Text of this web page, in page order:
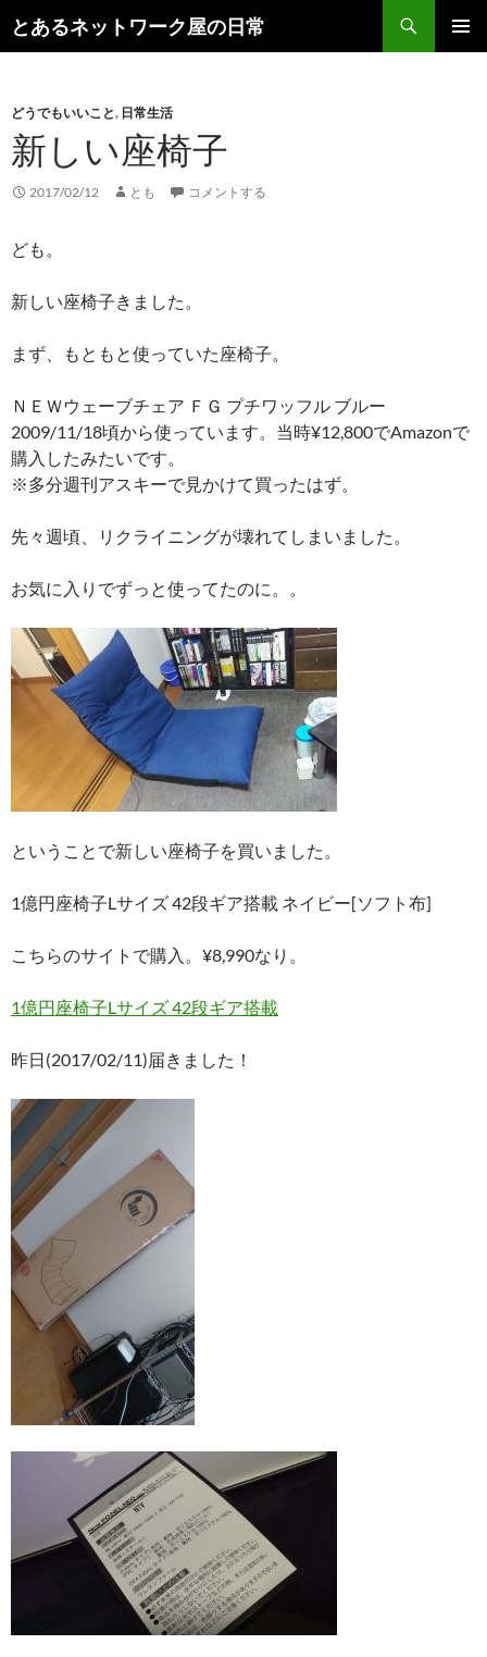
ン
ツ
へ
ス
キ
プ
とあるネットワーク屋の日常
索
どうでもいいこと, 日常生活
新しい座椅子
2017/02/12 とも コメントする
ども。
新しい座椅子きました。
まず、もともと使っていた座椅子。
ＮＥＷウェーブチェア ＦＧ プチワッフル ブルー
2009/11/18頃から使っています。当時¥12,800でAmazonで
購入したみたいです。
※多分週刊アスキーで見かけて買ったはず。
先々週頃、リクライニングが壊れてしまいました。
お気に入りでずっと使ってたのに。。
ということで新しい座椅子を買いました。
1億円座椅子Lサイズ 42段ギア搭載 ネイビー[ソフト布]
こちらのサイトで購入。¥8,990なり。
1億円座椅子Lサイズ 42段ギア搭載
昨日(2017/02/11)届きました！